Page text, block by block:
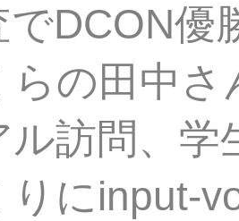
DCON優
らの田中さ
ル訪問、学
りにinput-